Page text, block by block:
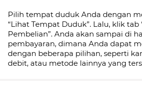
Pilih tempat duduk Anda dengan
“Lihat Tempat Duduk”. Lalu, klik tab
Pembelian”. Anda akan sampai di
pembayaran, dimana Anda dapat
dengan beberapa pilihan, seperti
debit, atau metode lainnya yang